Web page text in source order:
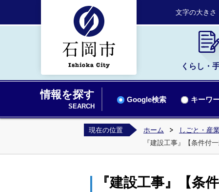
文字の大きさ
くらし・
情報を探す
SEARCH
Google検索 キーワ
現在の位置 ホーム しごと・産
『建設工事』【条件付
『建設工事』【条